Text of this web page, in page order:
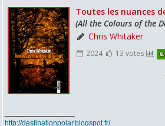
http://destinationpolar.blogspot.fr/